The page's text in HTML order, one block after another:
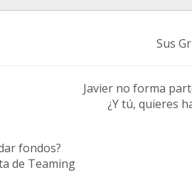
Sus
Javier no forma
¿Y tú, quieres
fondos?
de Teaming